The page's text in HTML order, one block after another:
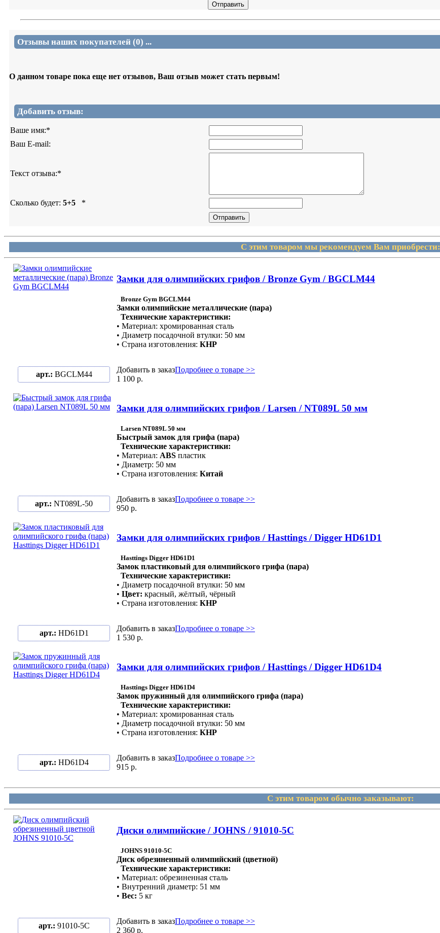
Отзывы наших покупателей (0) ...
О данном товаре пока еще нет отзывов, Ваш отзыв может стать первым!
Добавить отзыв:
Ваше имя:*
Ваш E-mail:
Текст отзыва:*
Сколько будет: 5+5 *
С этим товаром мы рекомендуем Вам приобрести:
Замки для олимпийских грифов / Bronze Gym / BGCLM44
Bronze Gym BGCLM44
Замки олимпийские металлические (пара)
Технические характеристики:
• Материал: хромированная сталь
• Диаметр посадочной втулки: 50 мм
• Страна изготовления: КНР
арт.: BGCLM44
Добавить в заказПодробнее о товаре >>
1 100 р.
Замки для олимпийских грифов / Larsen / NT089L 50 мм
Larsen NT089L 50 мм
Быстрый замок для грифа (пара)
Технические характеристики:
• Материал: ABS пластик
• Диаметр: 50 мм
• Страна изготовления: Китай
арт.: NT089L-50
Добавить в заказПодробнее о товаре >>
950 р.
Замки для олимпийских грифов / Hasttings / Digger HD61D1
Hasttings Digger HD61D1
Замок пластиковый для олимпийского грифа (пара)
Технические характеристики:
• Диаметр посадочной втулки: 50 мм
• Цвет: красный, жёлтый, чёрный
• Страна изготовления: КНР
арт.: HD61D1
Добавить в заказПодробнее о товаре >>
1 530 р.
Замки для олимпийских грифов / Hasttings / Digger HD61D4
Hasttings Digger HD61D4
Замок пружинный для олимпийского грифа (пара)
Технические характеристики:
• Материал: хромированная сталь
• Диаметр посадочной втулки: 50 мм
• Страна изготовления: КНР
арт.: HD61D4
Добавить в заказПодробнее о товаре >>
915 р.
С этим товаром обычно заказывают:
Диски олимпийские / JOHNS / 91010-5C
JOHNS 91010-5C
Диск обрезиненный олимпийский (цветной)
Технические характеристики:
• Материал: обрезиненная сталь
• Внутренний диаметр: 51 мм
• Вес: 5 кг
арт.: 91010-5C
Добавить в заказПодробнее о товаре >>
2 360 р.